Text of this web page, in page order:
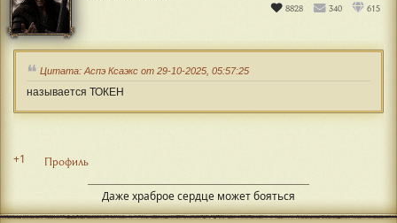
8828 340 615
Цитата: Аспэ Ксаэкс от 29-10-2025, 05:57:25
называется ТОКЕН
+1 Профиль
Даже храброе сердце может бояться